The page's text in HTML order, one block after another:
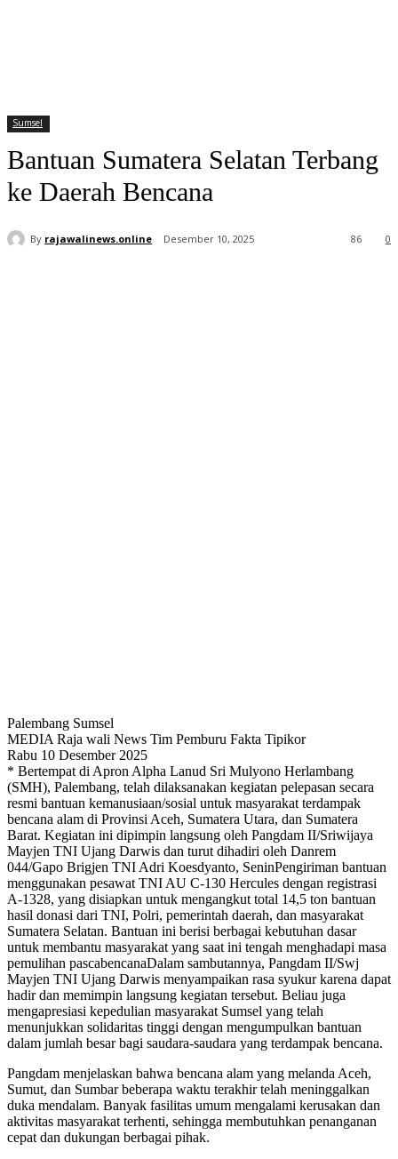
Sumsel
Bantuan Sumatera Selatan Terbang
ke Daerah Bencana
By rajawalinews.online Desember 10, 2025 0
86
Palembang Sumsel
MEDIA Raja wali News Tim Pemburu Fakta Tipikor
Rabu 10 Desember 2025
* Bertempat di Apron Alpha Lanud Sri Mulyono Herlambang
(SMH), Palembang, telah dilaksanakan kegiatan pelepasan secara
resmi bantuan kemanusiaan/sosial untuk masyarakat terdampak
bencana alam di Provinsi Aceh, Sumatera Utara, dan Sumatera
Barat. Kegiatan ini dipimpin langsung oleh Pangdam II/Sriwijaya
Mayjen TNI Ujang Darwis dan turut dihadiri oleh Danrem
044/Gapo Brigjen TNI Adri Koesdyanto, SeninPengiriman bantuan
menggunakan pesawat TNI AU C-130 Hercules dengan registrasi
A-1328, yang disiapkan untuk mengangkut total 14,5 ton bantuan
hasil donasi dari TNI, Polri, pemerintah daerah, dan masyarakat
Sumatera Selatan. Bantuan ini berisi berbagai kebutuhan dasar
untuk membantu masyarakat yang saat ini tengah menghadapi masa
pemulihan pascabencanaDalam sambutannya, Pangdam II/Swj
Mayjen TNI Ujang Darwis menyampaikan rasa syukur karena dapat
hadir dan memimpin langsung kegiatan tersebut. Beliau juga
mengapresiasi kepedulian masyarakat Sumsel yang telah
menunjukkan solidaritas tinggi dengan mengumpulkan bantuan
dalam jumlah besar bagi saudara-saudara yang terdampak bencana.
Pangdam menjelaskan bahwa bencana alam yang melanda Aceh,
Sumut, dan Sumbar beberapa waktu terakhir telah meninggalkan
duka mendalam. Banyak fasilitas umum mengalami kerusakan dan
aktivitas masyarakat terhenti, sehingga membutuhkan penanganan
cepat dan dukungan berbagai pihak.